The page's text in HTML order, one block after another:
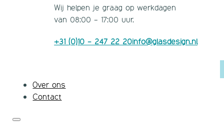
Wij helpen je graag op werkdagen
van 08:00 - 17:00 uur.
+31 (0)10 - 247 22 20info@glasdesign.nl
Over ons
Contact